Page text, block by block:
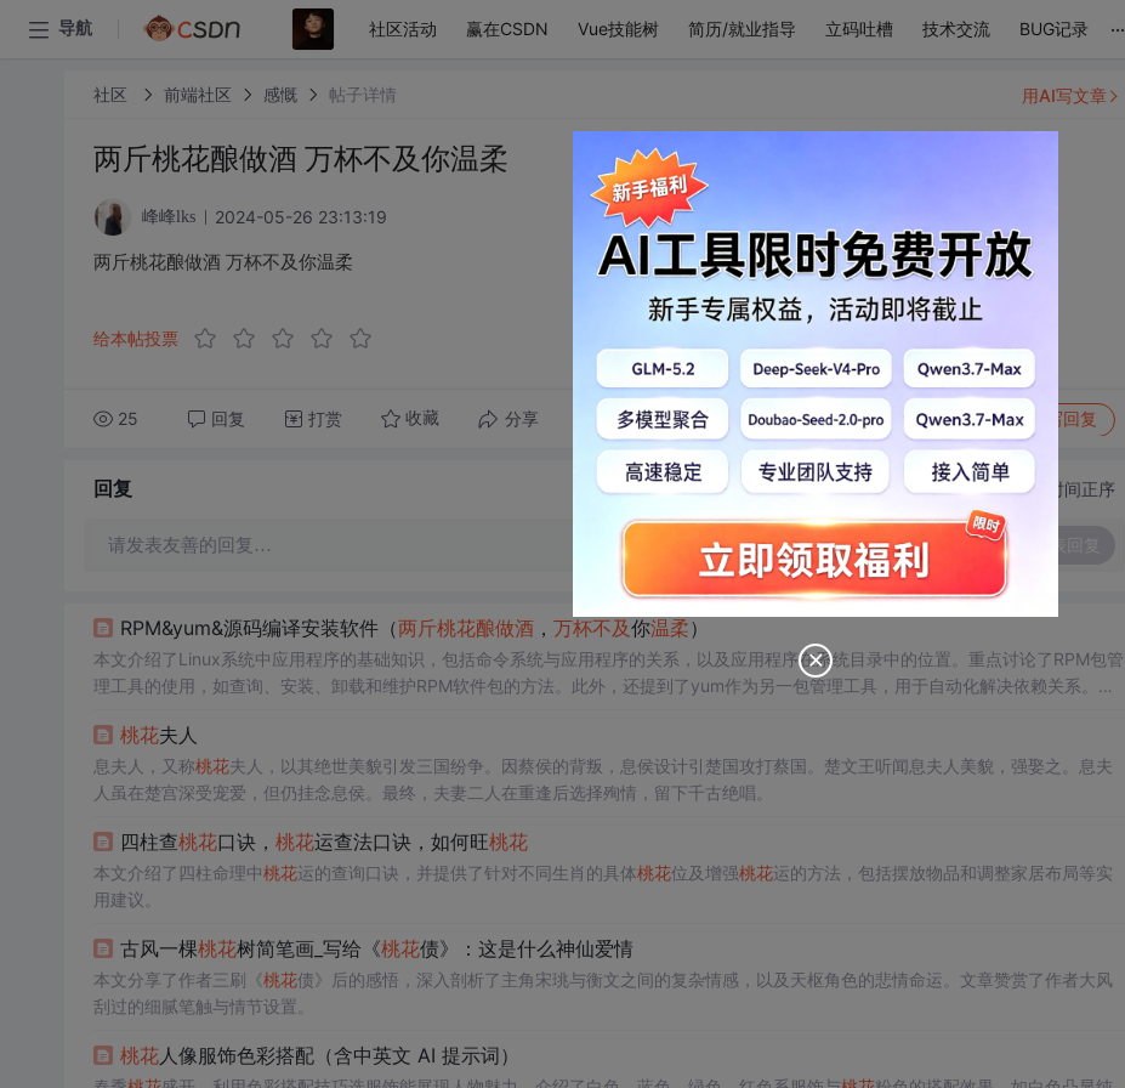
导航 社区活动 赢在CSDN Vue技能树 简历/就业指导 立码吐槽 技术交流 BUG记录 ...
社区 前端社区 感慨 帖子详情
两斤桃花酿做酒 万杯不及你温柔
峰峰lks 2024-05-26 23:13:19
两斤桃花酿做酒 万杯不及你温柔
给本帖投票
25 回复 打赏 收藏 分享 转发到动态 举报 写回复
用AI写文章
回复 切换为时间正序
请发表友善的回复…
RPM&yum&源码编译安装软件（两斤桃花酿做酒， 万杯不及你温柔）
本文介绍了Linux系统中应用程序的基础知识，包括命令系统与应用程序的关系，以及应用程序在系统目录中的位置。重点讨论了RPM包管
理工具的使用，如查询、安装、卸载和维护RPM软件包的方法。此外，还提到了yum作为另一包管理工具，用于自动化解决依赖关系。最
桃花夫人
息夫人，又称桃花夫人，以其绝世美貌引发三国纷争。因蔡侯的背叛，息侯设计引楚国攻打蔡国。楚文王听闻息夫人美貌，强娶之。息夫
人虽在楚宫深受宠爱，但仍挂念息侯。最终，夫妻二人在重逢后选择殉情，留下千古绝唱。
四柱查桃花口诀， 桃花运查法口诀，如何旺桃花
本文介绍了四柱命理中桃花运的查询口诀，并提供了针对不同生肖的具体桃花位及增强桃花运的方法，包括摆放物品和调整家居布局等实
用建议。
古风一棵桃花树简笔画_写给《桃花债》：这是什么神仙爱情
本文分享了作者三刷《桃花债》后的感悟，深入剖析了主角宋珧与衡文之间的复杂情感，以及天枢角色的悲情命运。文章赞赏了作者大风
刮过的细腻笔触与情节设置。
桃花人像服饰色彩搭配（含中英文 AI 提示词）